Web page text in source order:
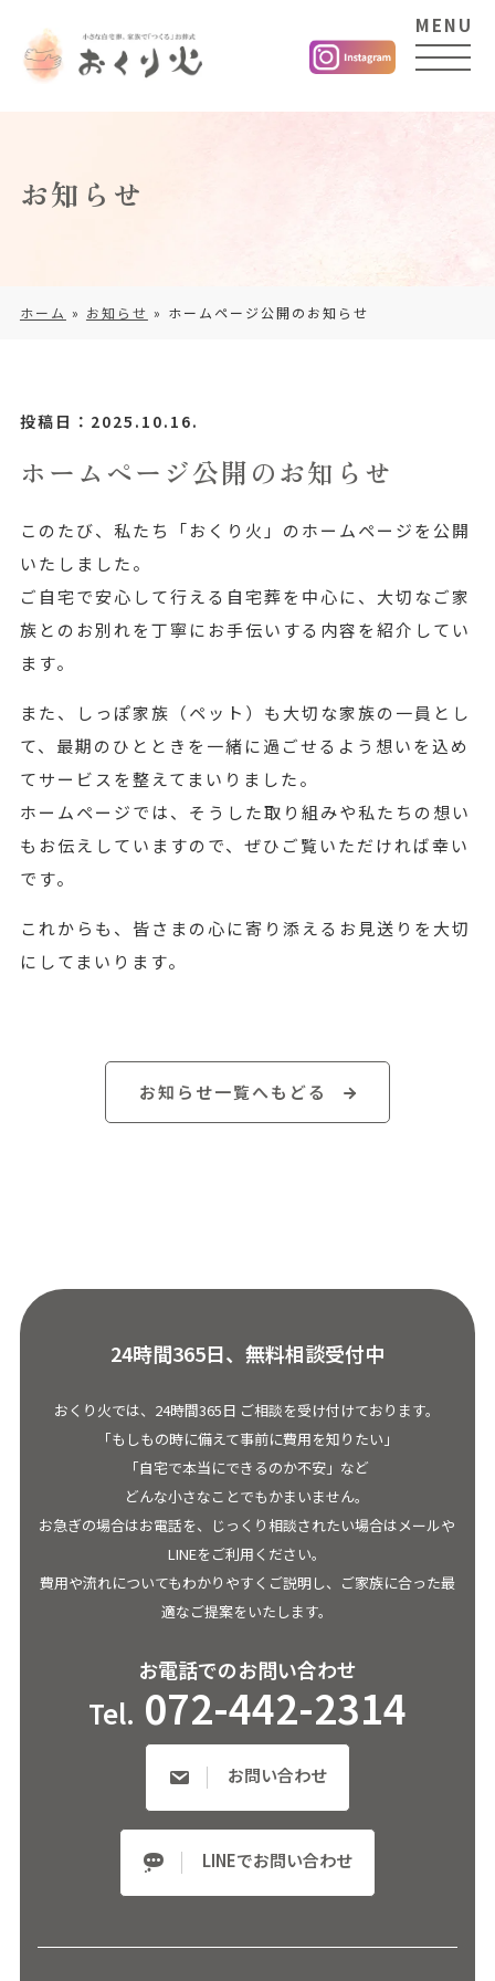
MENU
お知らせ
ホーム » お知らせ » ホームページ公開のお知らせ
投稿日：2025.10.16.
ホームページ公開のお知らせ
このたび、私たち「おくり火」のホームページを公開
いたしました。
ご自宅で安心して行える自宅葬を中心に、大切なご家
族とのお別れを丁寧にお手伝いする内容を紹介してい
ます。
また、しっぽ家族（ペット）も大切な家族の一員とし
て、最期のひとときを一緒に過ごせるよう想いを込め
てサービスを整えてまいりました。
ホームページでは、そうした取り組みや私たちの想い
もお伝えしていますので、ぜひご覧いただければ幸い
です。
これからも、皆さまの心に寄り添えるお見送りを大切
にしてまいります。
お知らせ一覧へもどる
24時間365日、無料相談受付中
おくり火では、24時間365日 ご相談を受け付けております。
「もしもの時に備えて事前に費用を知りたい」
「自宅で本当にできるのか不安」など
どんな小さなことでもかまいません。
お急ぎの場合はお電話を、じっくり相談されたい場合はメールや
LINEをご利用ください。
費用や流れについてもわかりやすくご説明し、ご家族に合った最
適なご提案をいたします。
お電話でのお問い合わせ
Tel. 072-442-2314
お問い合わせ
LINEでお問い合わせ